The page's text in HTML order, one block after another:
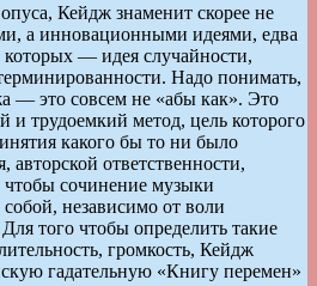
Кейдж знаменит скорее не
а инновационными идеями, едва
которых — идея случайности,
Надо понимать,
— это совсем не «абы как». Это
трудоемкий метод, цель которого
какого бы то ни было
авторской ответственности,
чтобы сочинение музыки
независимо от воли
того чтобы определить такие
громкость, Кейдж
гадательную «Книгу перемен»